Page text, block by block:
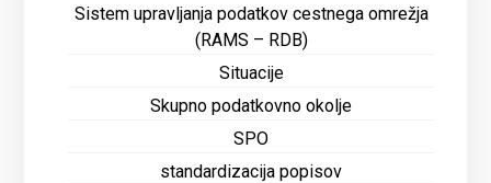
Sistem upravljanja podatkov cestnega omrežja
(RAMS – RDB)
Situacije
Skupno podatkovno okolje
SPO
standardizacija popisov